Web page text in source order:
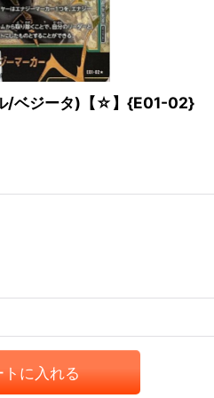
/ベジータ)【☆】{E01-02}
トに入れる